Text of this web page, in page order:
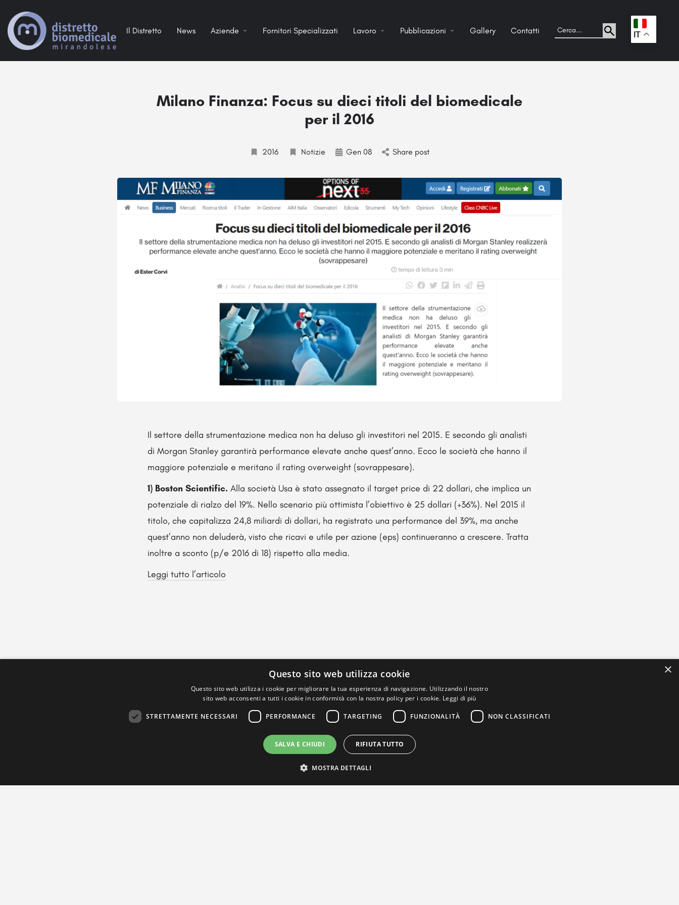
Il Distretto News Aziende Fornitori Specializzati Lavoro Pubblicazioni Gallery Contatti . IT
Milano Finanza: Focus su dieci titoli del biomedicale
per il 2016
2016 Notizie Gen 08 Share post
Il settore della strumentazione medica non ha deluso gli investitori nel 2015. E secondo gli analisti
di Morgan Stanley garantirà performance elevate anche quest’anno. Ecco le società che hanno il
maggiore potenziale e meritano il rating overweight (sovrappesare).
1) Boston Scientific. Alla società Usa è stato assegnato il target price di 22 dollari, che implica un
potenziale di rialzo del 19%. Nello scenario più ottimista l’obiettivo è 25 dollari (+36%). Nel 2015 il
titolo, che capitalizza 24,8 miliardi di dollari, ha registrato una performance del 39%, ma anche
quest’anno non deluderà, visto che ricavi e utile per azione (eps) continueranno a crescere. Tratta
inoltre a sconto (p/e 2016 di 18) rispetto alla media.
Leggi tutto l’articolo
×
Questo sito web utilizza cookie
Questo sito web utilizza i cookie per migliorare la tua esperienza di navigazione. Utilizzando il nostro
sito web acconsenti a tutti i cookie in conformità con la nostra policy per i cookie. Leggi di più
STRETTAMENTE NECESSARI PERFORMANCE TARGETING FUNZIONALITÀ NON CLASSIFICATI
SALVA E CHIUDI RIFIUTA TUTTO
MOSTRA DETTAGLI